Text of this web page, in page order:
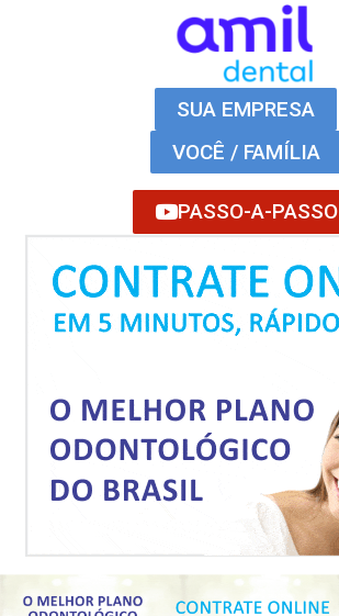
SUA EMPRESA
VOCÊ / FAMÍLIA
PASSO-A-PASSO